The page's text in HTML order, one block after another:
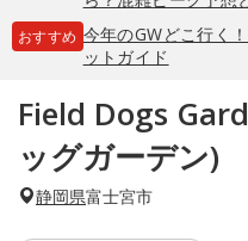
おすすめ 今年のGWどこ行く
ットガイド
Field Dogs
ッグガーデン)
静岡県富士宮市